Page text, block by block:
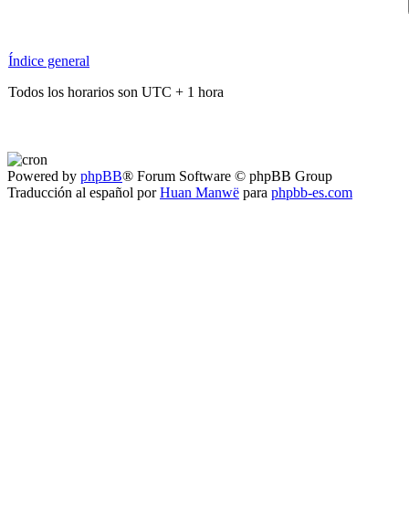
Índice general
Todos los horarios son UTC + 1 hora
Powered by phpBB® Forum Software © phpBB Group
Traducción al español porHuan Manwë para phpbb-es.com